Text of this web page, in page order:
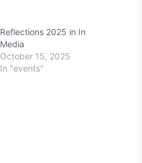
Reflections 2025 in In
Media
October 15, 2025
In "events"